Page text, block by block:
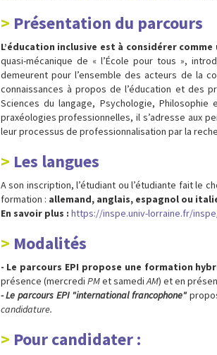
Présentation du parcours
L’éducation inclusive est à considérer
quasi-mécanique de « l’École pour tous »,
demeurent pour l’ensemble des acteurs de la
connaissances à propos de l’éducation et des
Sciences du langage, Psychologie,
praxéologies professionnelles, il s’adresse aux
leur processus de professionnalisation par la
Les langues
A son inscription, l’étudiant ou l’étudiante fait le
formation : allemand, anglais, espagnol ou
En savoir plus : https://inspe.univ-lorraine.fr/
Modalités
- Le parcours EPI propose une formation
présence (mercredi PMet samediAM) et en
- Le parcours EPI "international francophone"
candidature.
Pour candidater :